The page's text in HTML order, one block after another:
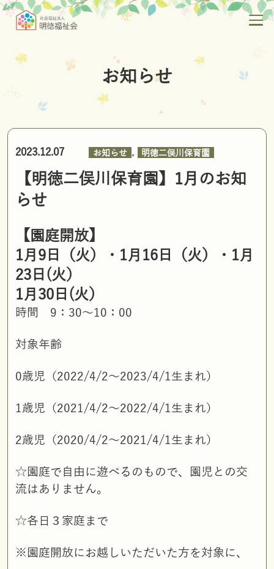
お知らせ
2023.12.07 お知らせ , 明徳二俣川保育園
【明徳二俣川保育園】1月のお知
らせ
【園庭開放】
1月9日（火）・1月16日（火）・1月
23日(火）
1月30日(火）
時間 9：30～10：00
対象年齢
0歳児（2022/4/2～2023/4/1生まれ）
1歳児（2021/4/2～2022/4/1生まれ）
2歳児（2020/4/2～2021/4/1生まれ）
☆園庭で自由に遊べるのもので、園児との交
流はありません。
☆各日３家庭まで
※園庭開放にお越しいただいた方を対象に、